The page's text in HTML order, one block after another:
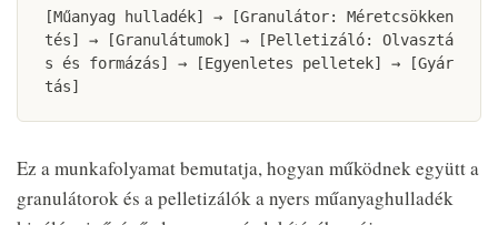
[Műanyag hulladék] → [Granulátor: Méretcsökken
tés] → [Granulátumok] → [Pelletizáló: Olvasztá
s és formázás] → [Egyenletes pelletek] → [Gyár
tás]
Ez a munkafolyamat bemutatja, hogyan működnek együtt a
granulátorok és a pelletizálók a nyers műanyaghulladék